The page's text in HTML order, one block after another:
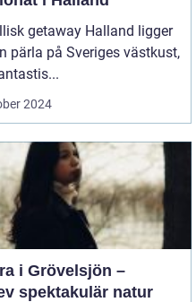
getaway Halland ligger
pärla på Sveriges västkust,
2024
i Grövelsjön –
spektakulär natur